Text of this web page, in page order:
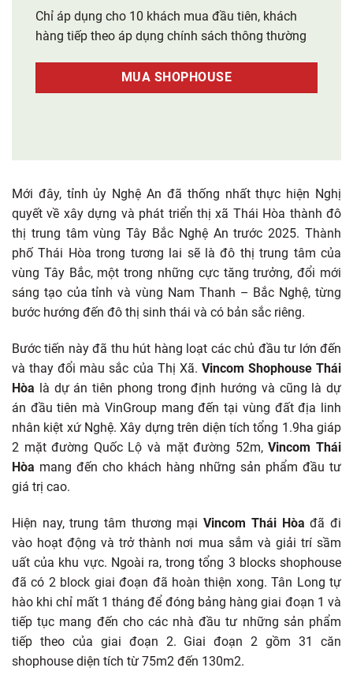
Chỉ áp dụng cho 10 khách mua đầu tiên, khách
hàng tiếp theo áp dụng chính sách thông thường
MUA SHOPHOUSE
Mới đây, tỉnh ủy Nghệ An đã thống nhất thực hiện Nghị
quyết về xây dựng và phát triển thị xã Thái Hòa thành đô
thị trung tâm vùng Tây Bắc Nghệ An trước 2025. Thành
phố Thái Hòa trong tương lai sẽ là đô thị trung tâm của
vùng Tây Bắc, một trong những cực tăng trưởng, đổi mới
sáng tạo của tỉnh và vùng Nam Thanh – Bắc Nghệ, từng
bước hướng đến đô thị sinh thái và có bản sắc riêng.
Bước tiến này đã thu hút hàng loạt các chủ đầu tư lớn đến
và thay đổi màu sắc của Thị Xã. Vincom Shophouse Thái
Hòa là dự án tiên phong trong định hướng và cũng là dự
án đầu tiên mà VinGroup mang đến tại vùng đất địa linh
nhân kiệt xứ Nghệ. Xây dựng trên diện tích tổng 1.9ha giáp
2 mặt đường Quốc Lộ và mặt đường 52m,Vincom Thái
Hòa mang đến cho khách hàng những sản phẩm đầu tư
giá trị cao.
Hiện nay, trung tâm thương mạiVincom Thái Hòa đã đi
vào hoạt động và trở thành nơi mua sắm và giải trí sầm
uất của khu vực. Ngoài ra, trong tổng 3 blocks shophouse
đã có 2 block giai đoạn đã hoàn thiện xong. Tân Long tự
hào khi chỉ mất 1 tháng để đóng bảng hàng giai đoạn 1 và
tiếp tục mang đến cho các nhà đầu tư những sản phẩm
tiếp theo của giai đoạn 2. Giai đoạn 2 gồm 31 căn
shophouse diện tích từ 75m2 đến 130m2.